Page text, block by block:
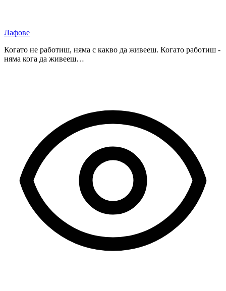
Лафове
Когато не работиш, няма с какво да живееш. Когато работиш -
няма кога да живееш…